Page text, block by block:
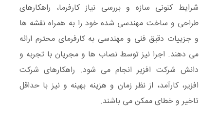
شرایط کنونی سازه و بررسی نیاز کارفرما، راهکارهای
طراحی و ساخت مهندسی شده خود را به همراه نقشه ها
و جزییات دقیق فنی و مهندسی به کارفرمای محترم ارائه
می دهند. اجرا نیز توسط نصاب ها و مجریان با تجربه و
دانش شرکت افزیرانجام می شود. راهکارهای شرکت
افزیر، کارآمد، از نظر زمان و هزینه بهینه و نیز با حداقل
تاخیر و خطای ممکن می باشند.